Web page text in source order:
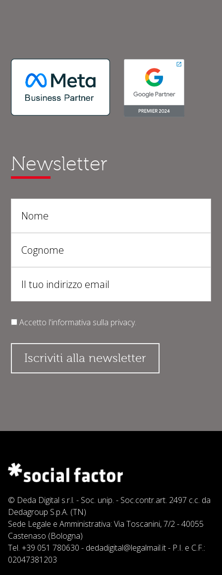
Newsletter
Accetto l'informativa sulla privacy.
© Deda Digital s.r.l. - Soc. unip. - Soc.contr.art. 2497 c.c. da
Dedagroup S.p.A. (TN)
Sede Legale e Amministrativa: Via Toscanini, 7/2 - 40055
Castenaso (Bologna)
Tel. +39 051 780630 - dedadigital@legalmail.it- P.I. e C.F.:
02047381203